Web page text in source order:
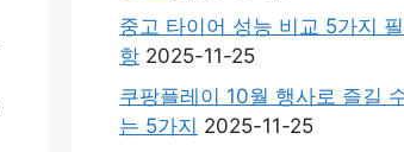
중고 타이어 성능 비교 5가지
항 2025-11-25
쿠팡플레이 10월 행사로 즐길
는 5가지 2025-11-25